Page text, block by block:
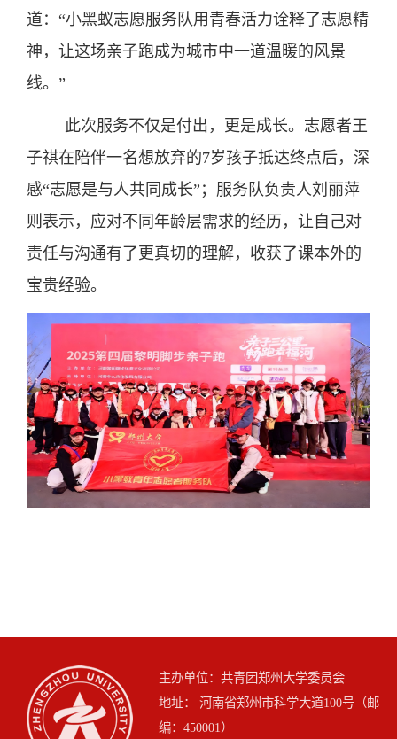
道：“小黑蚁志愿服务队用青春活力诠释了志愿精
神，让这场亲子跑成为城市中一道温暖的风景
线。”
此次服务不仅是付出，更是成长。志愿者王
子祺在陪伴一名想放弃的7岁孩子抵达终点后，深
感“志愿是与人共同成长”；服务队负责人刘丽萍
则表示，应对不同年龄层需求的经历，让自己对
责任与沟通有了更真切的理解，收获了课本外的
宝贵经验。
主办单位：共青团郑州大学委员会
地址： 河南省郑州市科学大道100号（邮
编：450001）